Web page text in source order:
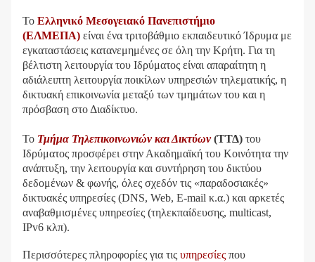
Το Ελληνικό Μεσογειακό Πανεπιστήμιο
(ΕΛΜΕΠΑ) είναι ένα τριτοβάθμιο εκπαιδευτικό Ίδρυμα με
εγκαταστάσεις κατανεμημένες σε όλη την Κρήτη. Για τη
βέλτιστη λειτουργία του Ιδρύματος είναι απαραίτητη η
αδιάλειπτη λειτουργία ποικίλων υπηρεσιών τηλεματικής, η
δικτυακή επικοινωνία μεταξύ των τμημάτων του και η
πρόσβαση στο Διαδίκτυο.
Το Τμήμα Τηλεπικοινωνιών και Δικτύων (ΤΤΔ) του
Ιδρύματος προσφέρει στην Ακαδημαϊκή του Κοινότητα την
ανάπτυξη, την λειτουργία και συντήρηση του δικτύου
δεδομένων & φωνής, όλες σχεδόν τις «παραδοσιακές»
δικτυακές υπηρεσίες (DNS, Web, E-mail κ.α.) και αρκετές
αναβαθμισμένες υπηρεσίες (τηλεκπαίδευσης, multicast,
IPv6 κλπ).
Περισσότερες πληροφορίες για τις υπηρεσίες που